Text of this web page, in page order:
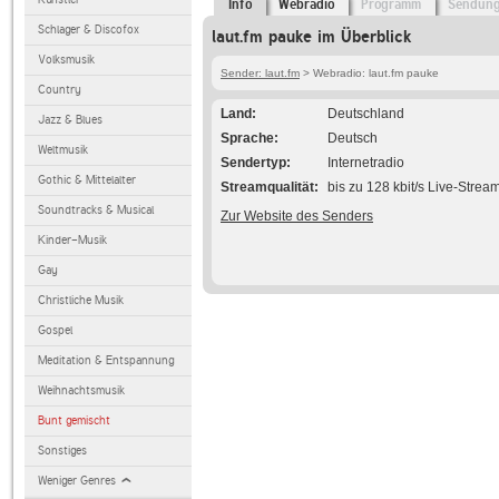
Schlager & Discofox
Volksmusik
Country
Jazz & Blues
Weltmusik
Gothic & Mittelalter
Soundtracks & Musical
Kinder-Musik
Gay
Christliche Musik
Gospel
Meditation & Entspannung
Weihnachtsmusik
Bunt gemischt
Sonstiges
Weniger Genres
Info Webradio Programm
laut.fm pauke im Überblick
Sender: laut.fm > Webradio: laut.fm pauke
Land
Deutschland
Sprache
Deutsch
Sendertyp
Internetradio
Streamqualität
bis zu 128 kbit/s Live-
Zur Website des Senders